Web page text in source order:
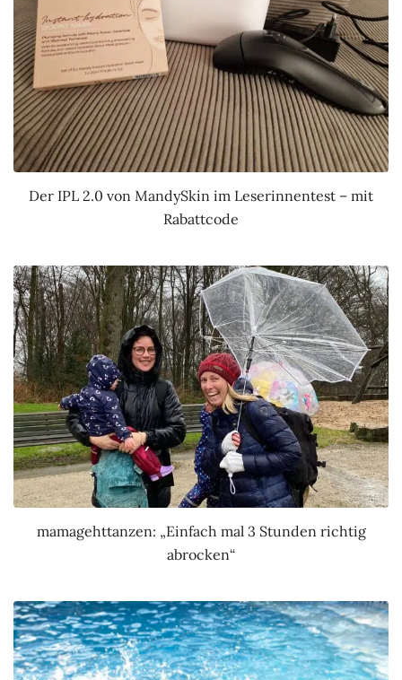
Der IPL 2.0 von MandySkin im Leserinnentest – mit
Rabattcode
mamagehttanzen: „Einfach mal 3 Stunden richtig
abrocken“